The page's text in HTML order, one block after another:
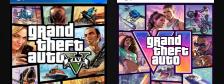
precios:
desde
$3.00
hasta
$6.00
precios:
desde
$44.03
hasta
$59.03